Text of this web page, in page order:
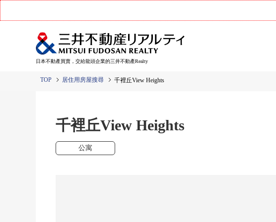
日本不動產買賣，交給龍頭企業的三井不動產Realty
TOP 居住用房屋搜尋 千裡丘View Heights
千裡丘View Heights
公寓